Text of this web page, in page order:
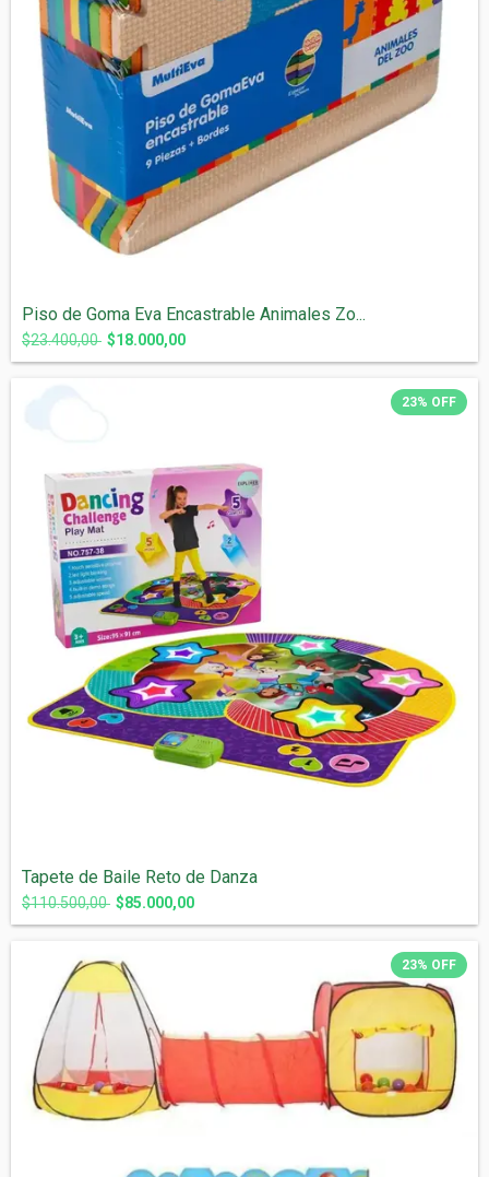
Piso de Goma Eva Encastrable Animales Zo...
$23.400,00 $18.000,00
23% OFF
Tapete de Baile Reto de Danza
$110.500,00 $85.000,00
23% OFF